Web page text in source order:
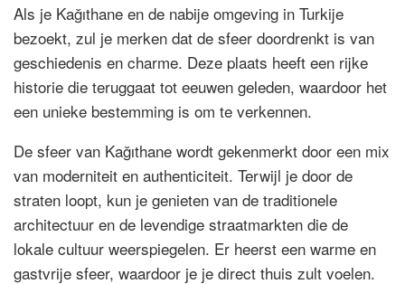
Als je Kağıthane en de nabije omgeving in Turkije
bezoekt, zul je merken dat de sfeer doordrenkt is van
geschiedenis en charme. Deze plaats heeft een rijke
historie die teruggaat tot eeuwen geleden, waardoor het
een unieke bestemming is om te verkennen.
De sfeer van Kağıthane wordt gekenmerkt door een mix
van moderniteit en authenticiteit. Terwijl je door de
straten loopt, kun je genieten van de traditionele
architectuur en de levendige straatmarkten die de
lokale cultuur weerspiegelen. Er heerst een warme en
gastvrije sfeer, waardoor je je direct thuis zult voelen.